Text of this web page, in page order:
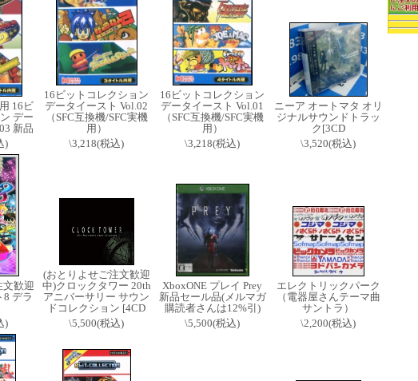
16ビ
デー
新品
)
16ビットコレクション
データイースト Vol.02
（SFC互換機/SFC実機
用）
\3,218(税込)
16ビットコレクション
データイースト Vol.01
（SFC互換機/SFC実機
用）
\3,218(税込)
ニーア オートマタ オリ
ジナルサウンドトラッ
ク[3CD
\3,520(税込)
文歓迎
8 デラ
)
(おとりよせご注文歓迎
中)クロックタワー 20th
アニバーサリー サウン
ドコレクション [4CD
\5,500(税込)
XboxONE プレイ Prey
新品セール品(メルマガ
購読者さんは12%引)
\5,500(税込)
エレクトリックパーク
（電器屋さんテーマ曲
サントラ）
\2,200(税込)